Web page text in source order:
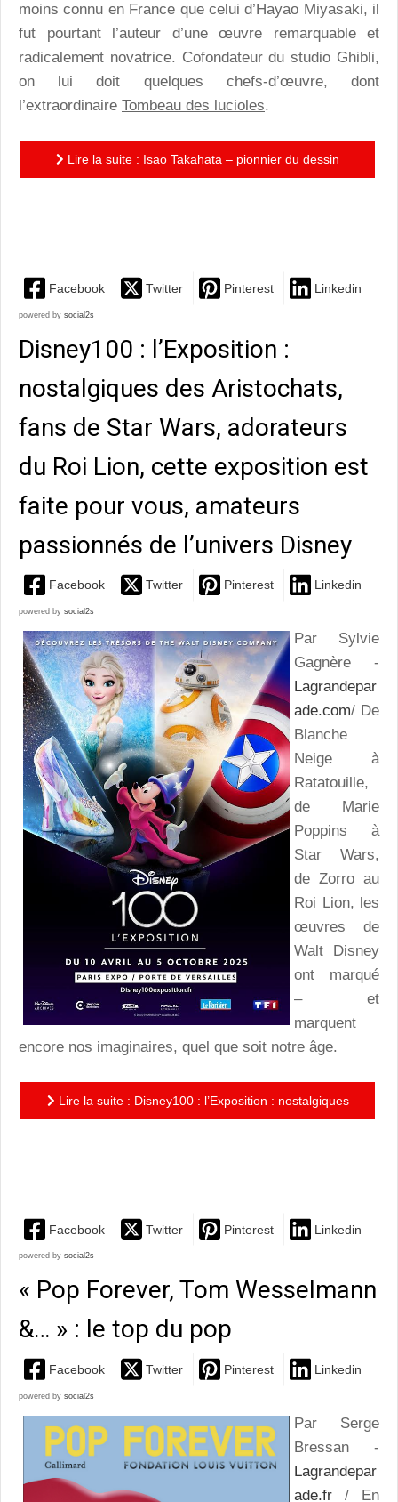
moins connu en France que celui d’Hayao Miyasaki, il
fut pourtant l’auteur d’une œuvre remarquable et
radicalement novatrice. Cofondateur du studio Ghibli,
on lui doit quelques chefs-d’œuvre, dont
l’extraordinaire Tombeau des lucioles.
Lire la suite : Isao Takahata – pionnier du dessin
Facebook Twitter Pinterest Linkedin
powered by social2s
Disney100 : l’Exposition :
nostalgiques des Aristochats,
fans de Star Wars, adorateurs
du Roi Lion, cette exposition est
faite pour vous, amateurs
passionnés de l’univers Disney
Facebook Twitter Pinterest Linkedin
powered by social2s
Par Sylvie
Gagnère -
Lagrandepar
ade.com/ De
Blanche
Neige à
Ratatouille,
de Marie
Poppins à
Star Wars,
de Zorro au
Roi Lion, les
œuvres de
Walt Disney
ont marqué
– et
marquent
encore nos imaginaires, quel que soit notre âge.
Lire la suite : Disney100 : l’Exposition : nostalgiques
Facebook Twitter Pinterest Linkedin
powered by social2s
« Pop Forever, Tom Wesselmann
&… » : le top du pop
Facebook Twitter Pinterest Linkedin
powered by social2s
Par Serge
Bressan -
Lagrandepar
ade.fr / En